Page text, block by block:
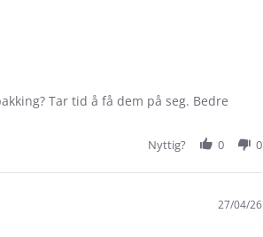
Tar tid å få dem på seg. Bedre
Nyttig? 0 0
27/04/26